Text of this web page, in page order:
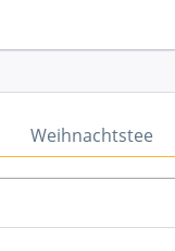
Weihnachtstee